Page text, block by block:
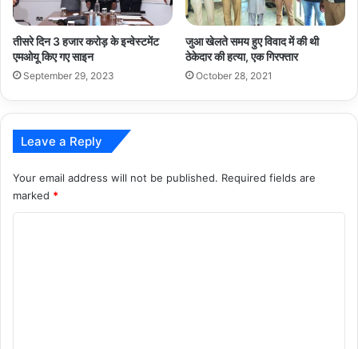
तीसरे दिन 3 हजार करोड़ के इन्वेस्टमेंट
एमओयू किए गए साइन
September 29, 2023
जुआ खेलते समय हुए विवाद में की थी
ठेकेदार की हत्या, एक गिरफ्तार
October 28, 2021
Leave a Reply
Your email address will not be published. Required fields are
marked *